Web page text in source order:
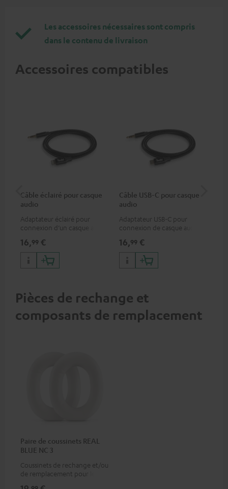
Les accessoires nécessaires sont compris
dans le contenu de livraison
Accessoires compatibles
Câble éclairé pour casque
audio
Adaptateur éclairé pour
connexion d’un casque audio
audio disposant d’une
connexion jack 3,5-mm,
iPhone, iPad, iPod etc.,
certifié MFI 100% compatible
16,99 €
Câble USB-C pour casque
audio
Adaptateur USB-C pour
connexion de casque audio
un smartphone Android etc.
16,99 €
Pièces de rechange et
composants de remplacement
Paire de coussinets REAL
BLUE NC 3
Coussinets de rechange et/ou
de remplacement pour le